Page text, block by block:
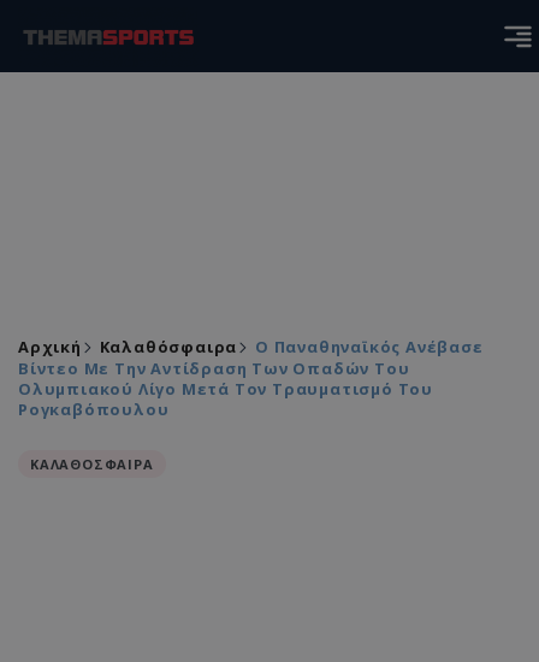
Αρχική Καλαθόσφαιρα
Ο Παναθηναϊκός Ανέβασε
Βίντεο Με Την Αντίδραση Των Οπαδών Του
Ολυμπιακού Λίγο Μετά Τον Τραυματισμό Του
Ρογκαβόπουλου
ΚΑΛΑΘΟΣΦΑΙΡΑ